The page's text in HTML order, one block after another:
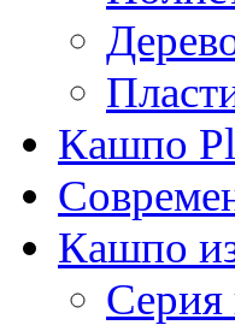
Кашпо
Кашпо
Серия